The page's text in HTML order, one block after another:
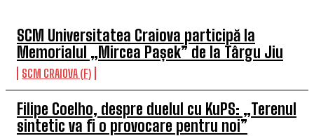
SCM Universitatea Craiova participă la
Memorialul „Mircea Pașek” de la Târgu Jiu
SCM CRAIOVA (F)
Filipe Coelho, despre duelul cu KuPS: „Terenul
sintetic va fi o provocare pentru noi”